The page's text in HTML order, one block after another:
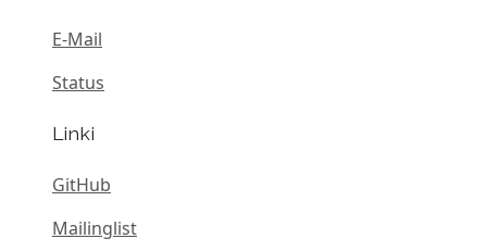
E-Mail
Status
Linki
GitHub
Mailinglist